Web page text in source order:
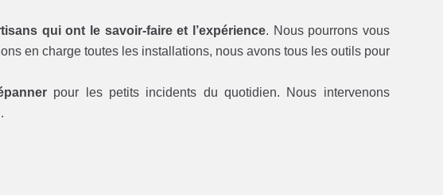
qui ont le savoir-faire et l’expérience. Nous pourrons vous
en charge toutes les installations, nous avons tous les outils pour
pour les petits incidents du quotidien. Nous intervenons